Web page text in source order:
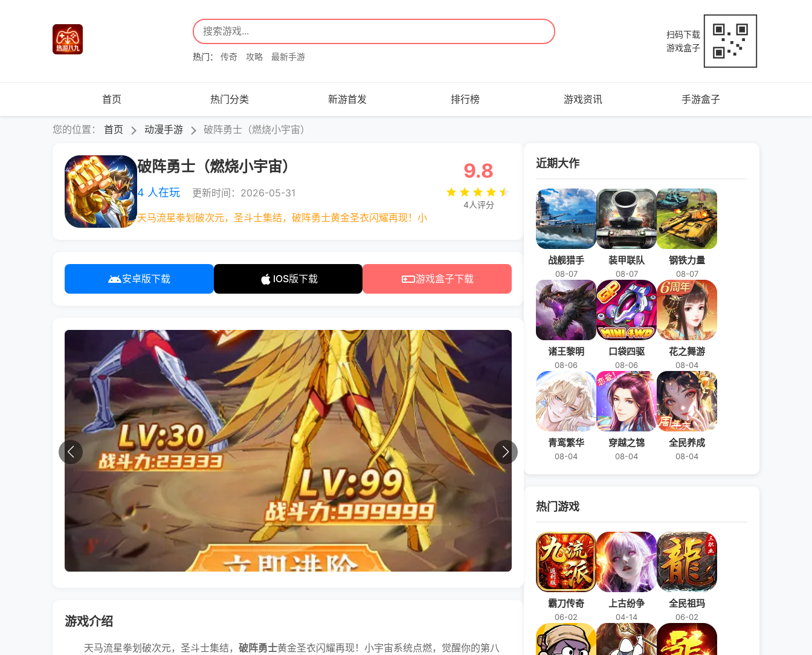
热门： 传奇 攻略 最新手游
扫码下载
游戏盒子
首页 热门分类 新游首发 排行榜 游戏资讯 手游盒子
您的位置： 首页 动漫手游 破阵勇士（燃烧小宇宙）
破阵勇士（燃烧小宇宙）
4 人在玩 更新时间：2026-05-31
天马流星拳划破次元，圣斗士集结，破阵勇士黄金圣衣闪耀再现！小
9.8
4人评分
安卓版下载 IOS版下载 游戏盒子下载
游戏介绍
天马流星拳划破次元，圣斗士集结， 破阵勇士黄金圣衣闪耀再现！小宇宙系统点燃，觉醒你的第八
近期大作
战舰猎手
08-07
装甲联队
08-07
钢铁力量
08-07
诸王黎明
08-06
口袋四驱
08-06
花之舞游
08-04
青鸾繁华
08-04
穿越之锦
08-04
全民养成
08-04
热门游戏
霸刀传奇
06-02
上古纷争
04-14
全民祖玛
06-02